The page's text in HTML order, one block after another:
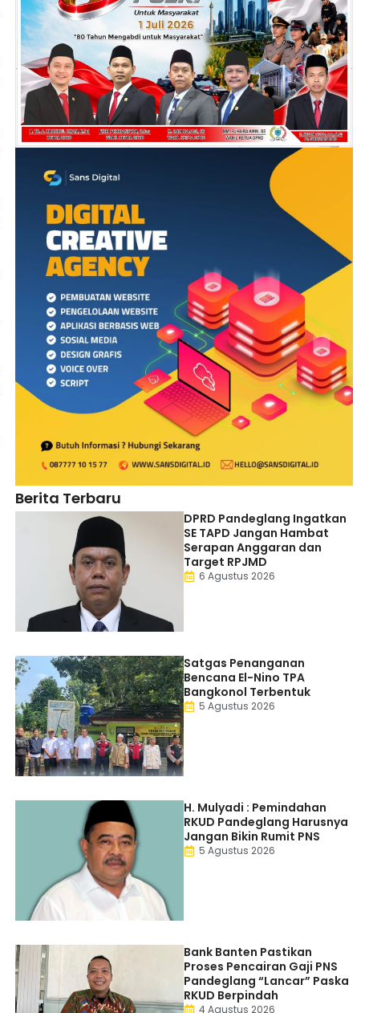
Berita Terbaru
DPRD Pandeglang Ingatkan
SE TAPD Jangan Hambat
Serapan Anggaran dan
Target RPJMD
6 Agustus 2026
Satgas Penanganan
Bencana El-Nino TPA
Bangkonol Terbentuk
5 Agustus 2026
H. Mulyadi : Pemindahan
RKUD Pandeglang Harusnya
Jangan Bikin Rumit PNS
5 Agustus 2026
Bank Banten Pastikan
Proses Pencairan Gaji PNS
Pandeglang “Lancar” Paska
RKUD Berpindah
4 Agustus 2026